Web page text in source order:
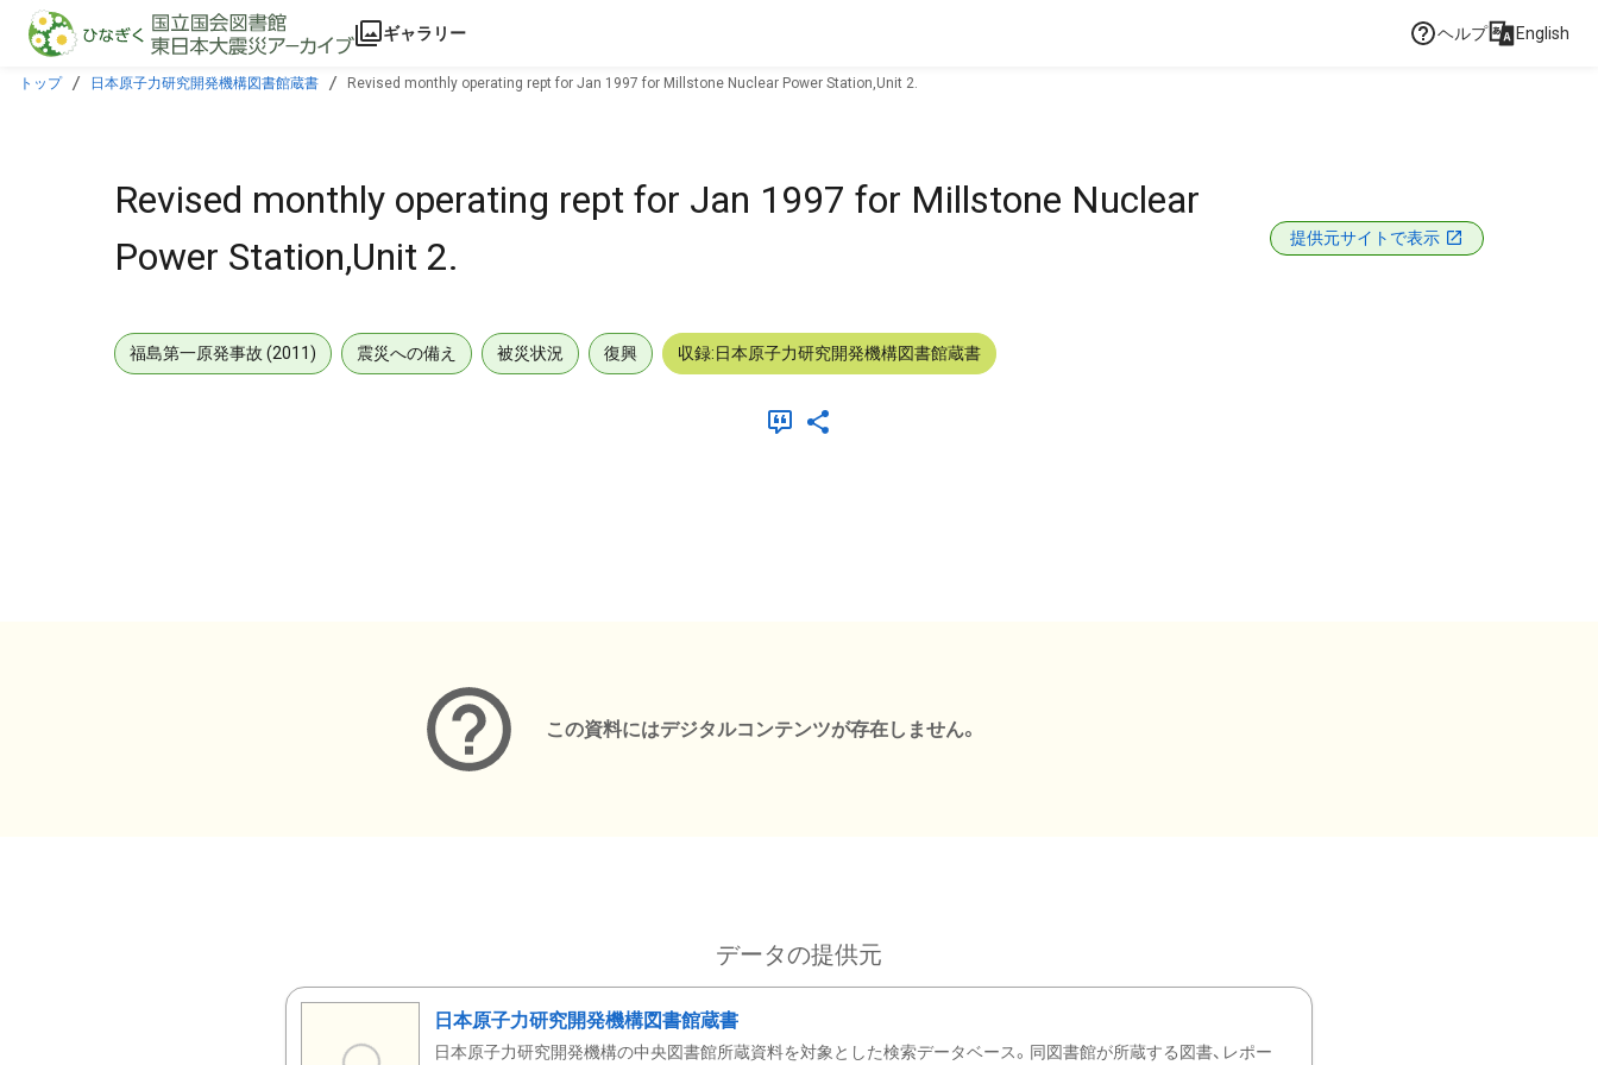
本文に飛ぶ
ギャラリー ヘルプ English
トップ 日本原子力研究開発機構図書館蔵書 Revised monthly operating rept for Jan 1997 for Millstone Nuclear Power Station,Unit 2.
Revised monthly operating rept for Jan 1997 for Millstone Nuclear
Power Station,Unit 2.
提供元サイトで表示
福島第一原発事故 (2011) 震災への備え 被災状況 復興 収録:日本原子力研究開発機構図書館蔵書
この資料にはデジタルコンテンツが存在しません。
データの提供元
日本原子力研究開発機構図書館蔵書
日本原子力研究開発機構の中央図書館所蔵資料を対象とした検索データベース。同図書館が所蔵する図書、レポー